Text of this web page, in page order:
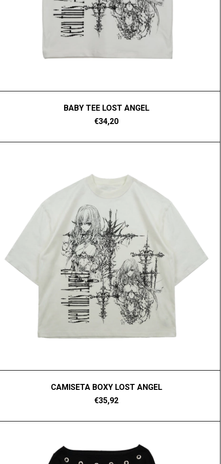
BABY TEE LOST ANGEL
€34,20
CAMISETA BOXY LOST ANGEL
€35,92